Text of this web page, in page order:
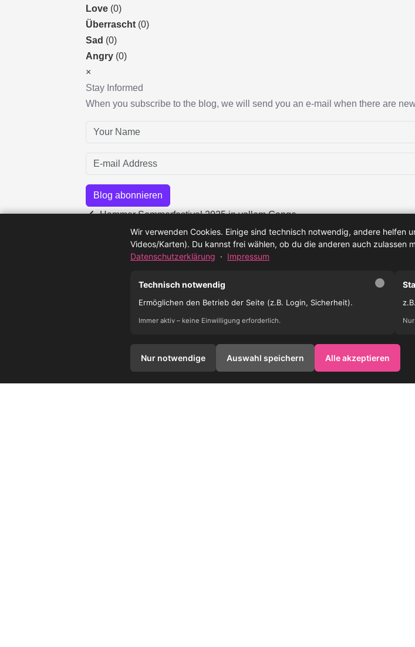
Love (0)
Überrascht (0)
Sad (0)
Angry (0)
×
Stay Informed
When you subscribe to the blog, we will send you an e-mail when there are
Your
E-
Address
Blog abonnieren
Hammer Sommerfestival 2025 in vollem Gange
Erhöhte Blaualgenwerte: Badeverbot im Öjendorfer S...
Wir verwenden Cookies. Einige sind technisch notwendig, andere helfen
Videos/Karten). Du kannst frei wählen, ob du die anderen auch zulassen
Datenschutzerklärung · Impressum
Technisch notwendig
Ermöglichen den Betrieb der Seite (z.B. Login, Sicherheit).
Immer aktiv – keine Einwilligung erforderlich.
Nur notwendige Auswahl speichern Alle akzeptieren